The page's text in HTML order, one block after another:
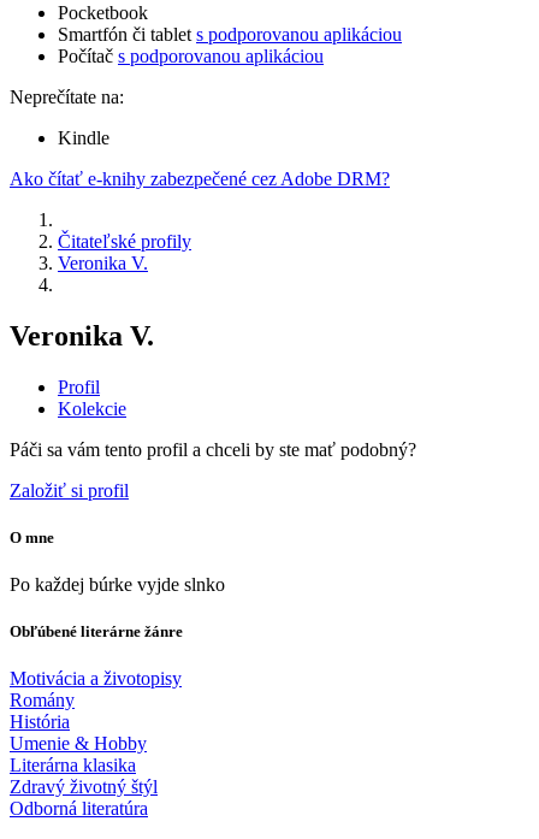
Pocketbook
Smartfón či tablet s podporovanou aplikáciou
Počítač s podporovanou aplikáciou
Neprečítate na:
Kindle
Ako čítať e-knihy zabezpečené cez Adobe DRM?
Čitateľské profily
Veronika V.
Veronika V.
Profil
Kolekcie
Páči sa vám tento profil a chceli by ste mať podobný?
Založiť si profil
O mne
Po každej búrke vyjde slnko
Obľúbené literárne žánre
Motivácia a životopisy
Romány
História
Umenie & Hobby
Literárna klasika
Zdravý životný štýl
Odborná literatúra